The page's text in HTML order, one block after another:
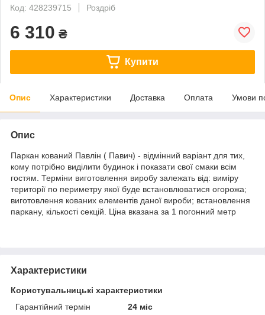
Код: 428239715
Роздріб
6 310 ₴
Купити
Опис Характеристики Доставка Оплата Умови
Опис
Паркан кований Павлін ( Павич) - відмінний варіант для тих,
кому потрібно виділити будинок і показати свої смаки всім
гостям. Терміни виготовлення виробу залежать від: виміру
території по периметру якої буде встановлюватися огорожа;
виготовлення кованих елементів даної вироби; встановлення
паркану, кількості секцій. Ціна вказана за 1 погонний метр
Характеристики
Користувальницькі характеристики
Гарантійний термін
24 міс